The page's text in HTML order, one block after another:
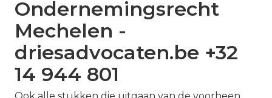
Ondernemingsrecht
Mechelen -
driesadvocaten.be +32
14 944 801